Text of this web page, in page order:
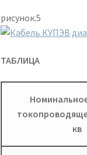
рисунок.5
ТАБЛИЦА
кв